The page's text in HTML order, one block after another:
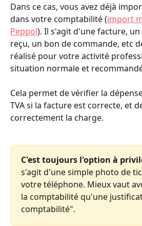
Dans ce cas, vous avez déjà
dans votre comptabilité (import
Peppol). Il s'agit d'une facture,
reçu, un bon de commande, etc
réalisé pour votre activité
situation normale et
Cela permet de vérifier la
TVA si la facture est correcte, et
correctement la charge.
C'est toujours l'option à
s'agit d'une simple photo de
votre téléphone. Mieux vaut
la comptabilité qu'une
comptabilité".